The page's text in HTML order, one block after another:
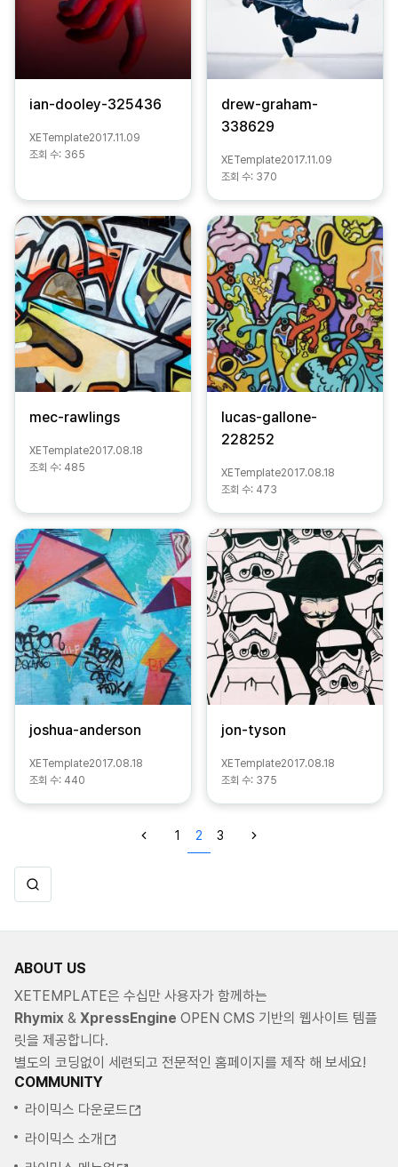
ian-dooley-325436
XETemplate2017.11.09
조회 수: 365
drew-graham-
338629
XETemplate2017.11.09
조회 수: 370
mec-rawlings
XETemplate2017.08.18
조회 수: 485
lucas-gallone-
228252
XETemplate2017.08.18
조회 수: 473
joshua-anderson
XETemplate2017.08.18
조회 수: 440
jon-tyson
XETemplate2017.08.18
조회 수: 375
1 2 3
ABOUT US
XETEMPLATE은 수십만 사용자가 함께하는
Rhymix & XpressEngine OPEN CMS 기반의 웹사이트 템플
릿을 제공합니다.
별도의 코딩없이 세련되고 전문적인 홈페이지를 제작 해 보세요!
COMMUNITY
라이믹스 다운로드
라이믹스 소개